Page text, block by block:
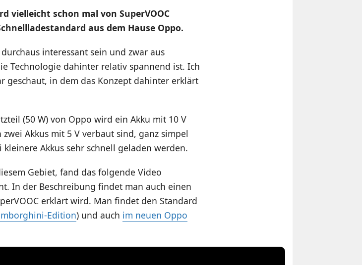
vielleicht schon mal von SuperVOOC
aus dem Hause Oppo.
interessant sein und zwar aus
Technologie dahinter relativ spannend ist. Ich
geschaut, in dem das Konzept dahinter erklärt
(50 W) von Oppo wird ein Akku mit 10 V
Akkus mit 5 V verbaut sind, ganz simpel
kleinere Akkus sehr schnell geladen werden.
Gebiet, fand das folgende Video
In der Beschreibung findet man auch einen
erklärt wird. Man findet den Standard
Edition) und auch im neuen Oppo